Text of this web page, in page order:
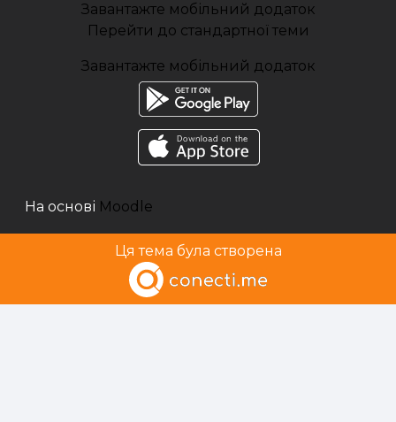
Завантажте мобільний додаток
Перейти до стандартної теми
Завантажте мобільний додаток
На основі Moodle
Ця тема була створена